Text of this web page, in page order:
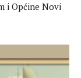
i Općine Novi